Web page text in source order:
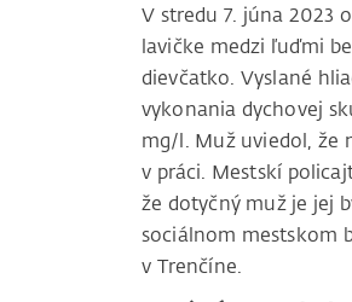
V stredu 7. júna 2023
lavičke medzi ľuďmi
dievčatko. Vyslané
vykonania dychovej
mg/l. Muž uviedol, že
v práci. Mestskí
že dotyčný muž je jej
sociálnom mestskom
v Trenčíne.